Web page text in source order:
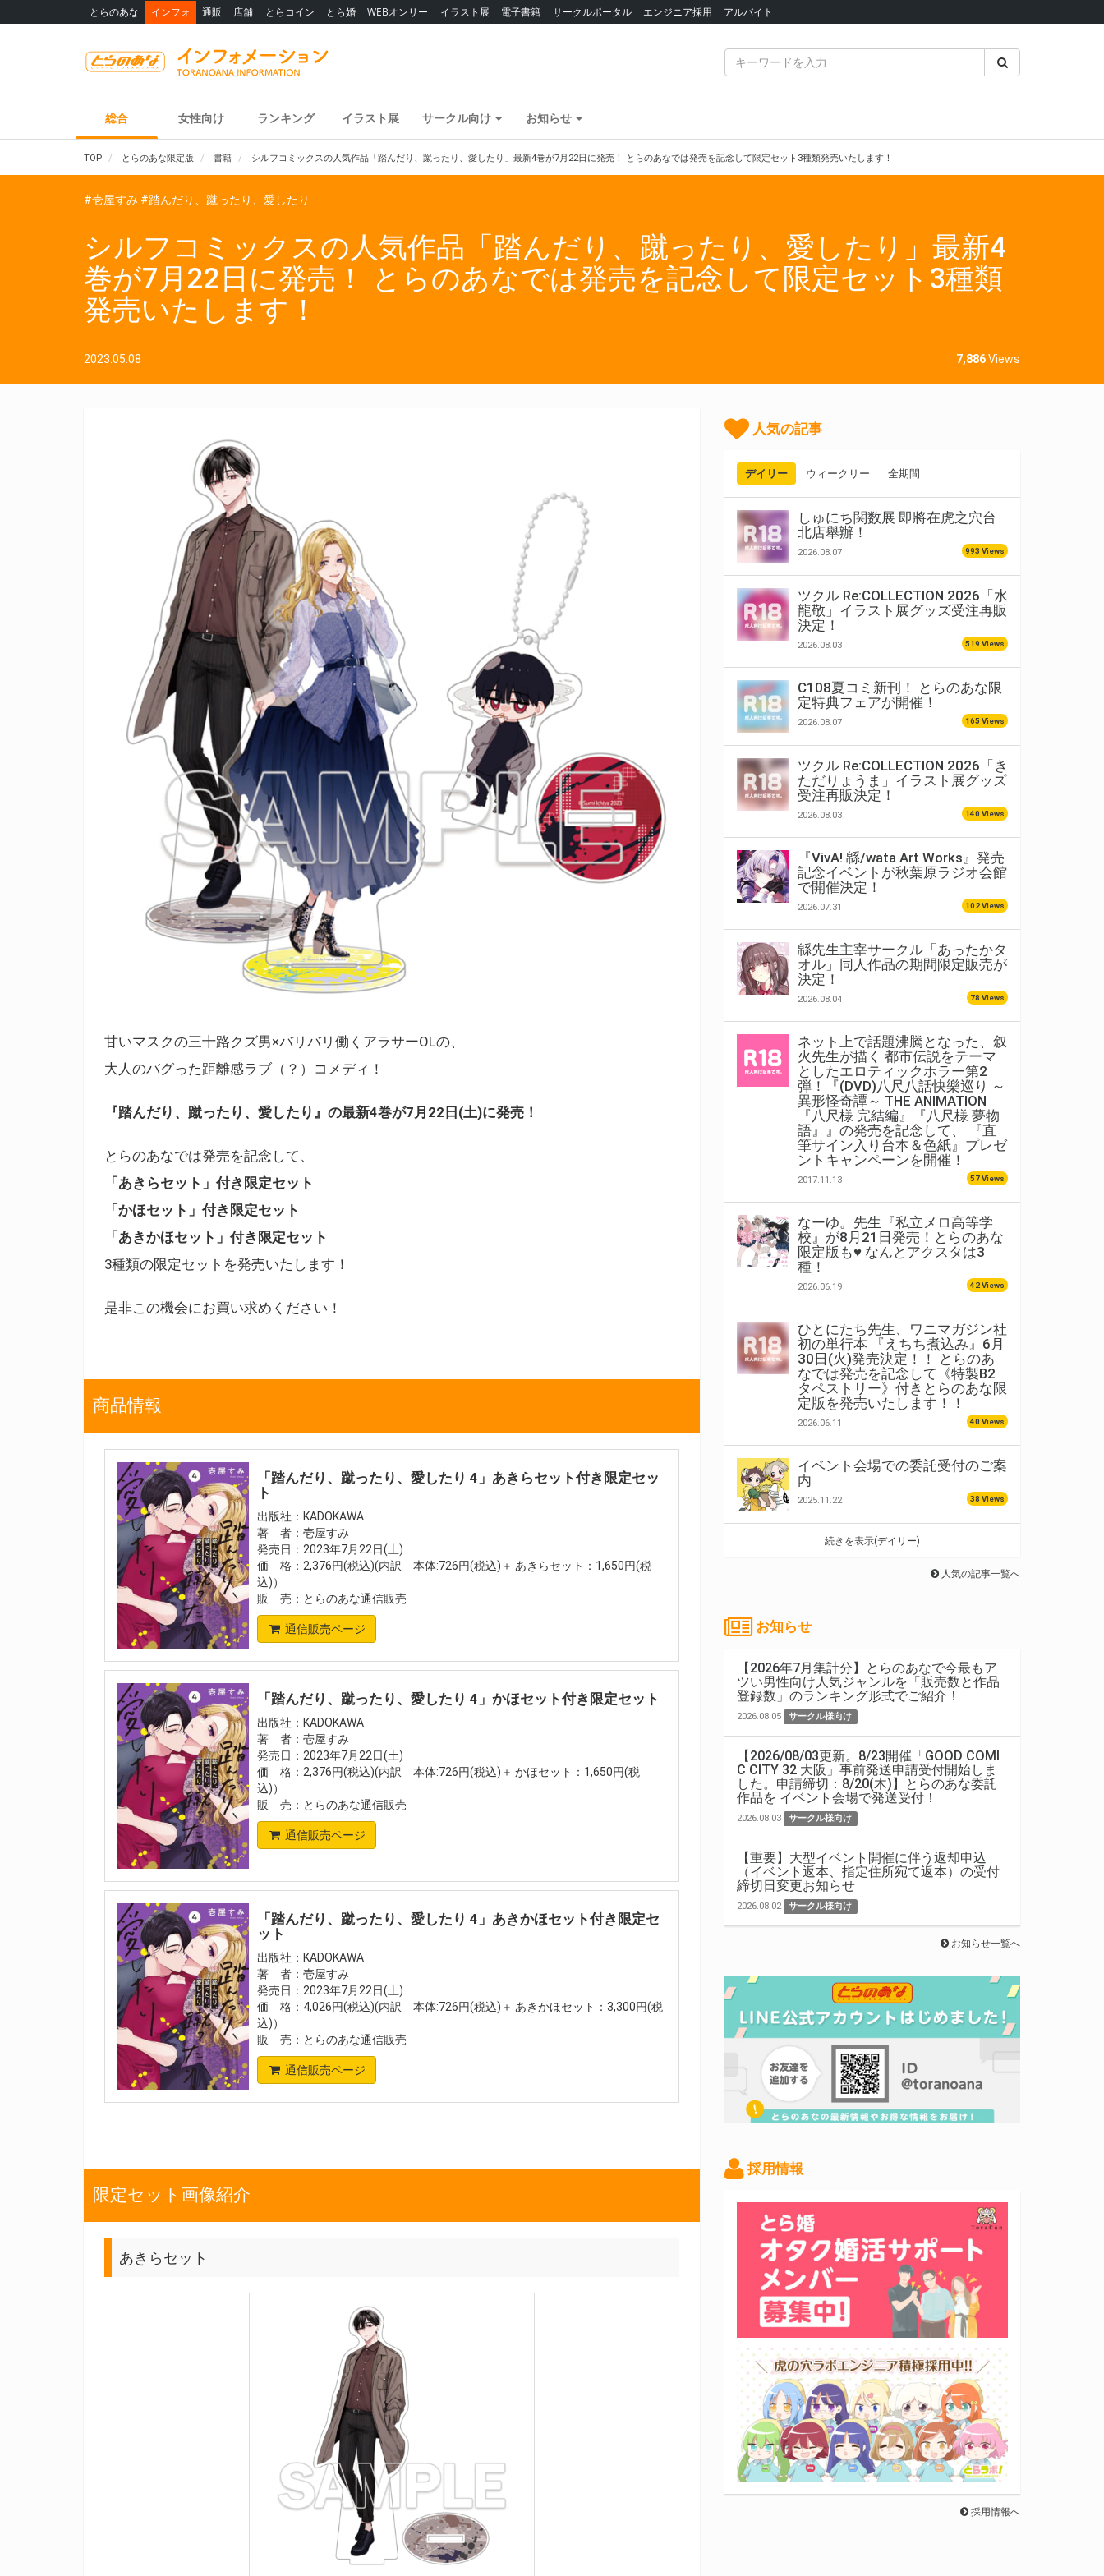
とらのあな インフォ 通販 店舗 とらコイン とら婚 WEBオンリー イラスト展 電子書籍 サークルポータル エンジニア採用 アルバイト
総合 女性向け ランキング イラスト展 サークル向け お知らせ
TOP とらのあな限定版 書籍 シルフコミックスの人気作品「踏んだり、蹴ったり、愛したり」最新4巻が7月22日に発売！ とらのあなでは発売を記念して限定セット3種類発売いたします！
#壱屋すみ #踏んだり、蹴ったり、愛したり
シルフコミックスの人気作品「踏んだり、蹴ったり、愛したり」最新4
巻が7月22日に発売！ とらのあなでは発売を記念して限定セット3種類
発売いたします！
2023.05.08 7,886Views
甘いマスクの三十路クズ男×バリバリ働くアラサーOLの、
大人のバグった距離感ラブ（？）コメディ！
『踏んだり、蹴ったり、愛したり』の最新4巻が7月22日(土)に発売！
とらのあなでは発売を記念して、
「あきらセット」付き限定セット
「かほセット」付き限定セット
「あきかほセット」付き限定セット
3種類の限定セットを発売いたします！
是非この機会にお買い求めください！
商品情報
「踏んだり、蹴ったり、愛したり 4」あきらセット付き限定セッ
ト
出版社：KADOKAWA
著 者：壱屋すみ
発売日：2023年7月22日(土)
価 格：2,376円(税込)(内訳 本体:726円(税込)＋ あきらセット：1,650円(税
込)）
販 売：とらのあな通信販売
通信販売ページ
「踏んだり、蹴ったり、愛したり 4」かほセット付き限定セット
出版社：KADOKAWA
著 者：壱屋すみ
発売日：2023年7月22日(土)
価 格：2,376円(税込)(内訳 本体:726円(税込)＋ かほセット：1,650円(税
込)）
販 売：とらのあな通信販売
通信販売ページ
「踏んだり、蹴ったり、愛したり 4」あきかほセット付き限定セ
ット
出版社：KADOKAWA
著 者：壱屋すみ
発売日：2023年7月22日(土)
価 格：4,026円(税込)(内訳 本体:726円(税込)＋ あきかほセット：3,300円(税
込)）
販 売：とらのあな通信販売
通信販売ページ
限定セット画像紹介
あきらセット
人気の記事
デイリー ウィークリー 全期間
しゅにち関数展 即將在虎之穴台
北店舉辦！
2026.08.07 993 Views
ツクル Re:COLLECTION 2026「水
龍敬」イラスト展グッズ受注再販
決定！
2026.08.03 519 Views
C108夏コミ新刊！ とらのあな限
定特典フェアが開催！
2026.08.07 165 Views
ツクル Re:COLLECTION 2026「き
ただりょうま」イラスト展グッズ
受注再販決定！
2026.08.03 140 Views
『VivA! 緜/wata Art Works』発売
記念イベントが秋葉原ラジオ会館
で開催決定！
2026.07.31 102 Views
緜先生主宰サークル「あったかタ
オル」同人作品の期間限定販売が
決定！
2026.08.04 78 Views
ネット上で話題沸騰となった、叙
火先生が描く 都市伝説をテーマ
としたエロティックホラー第2
弾！『(DVD)八尺八話快樂巡り ～
異形怪奇譚～ THE ANIMATION
『八尺様 完結編』『八尺様 夢物
語』』の発売を記念して、 『直
筆サイン入り台本＆色紙』プレゼ
ントキャンペーンを開催！
2017.11.13 57 Views
なーゆ。先生『私立メロ高等学
校』が8月21日発売！とらのあな
限定版も♥ なんとアクスタは3
種！
2026.06.19 42 Views
ひとにたち先生、ワニマガジン社
初の単行本 『えちち煮込み』6月
30日(火)発売決定！！ とらのあ
なでは発売を記念して《特製B2
タペストリー》付きとらのあな限
定版を発売いたします！！
2026.06.11 40 Views
イベント会場での委託受付のご案
内
2025.11.22 38 Views
続きを表示(デイリー)
人気の記事一覧へ
お知らせ
【2026年7月集計分】とらのあなで今最もア
ツい男性向け人気ジャンルを「販売数と作品
登録数」のランキング形式でご紹介！
2026.08.05 サークル様向け
【2026/08/03更新。8/23開催「GOOD COMI
C CITY 32 大阪」事前発送申請受付開始しま
した。申請締切：8/20(木)】とらのあな委託
作品を イベント会場で発送受付！
2026.08.03 サークル様向け
【重要】大型イベント開催に伴う返却申込
（イベント返本、指定住所宛て返本）の受付
締切日変更お知らせ
2026.08.02 サークル様向け
お知らせ一覧へ
採用情報
採用情報へ